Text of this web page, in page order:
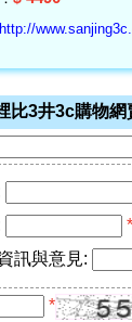
http://
比3井3c購物
*
訊與意見:
*